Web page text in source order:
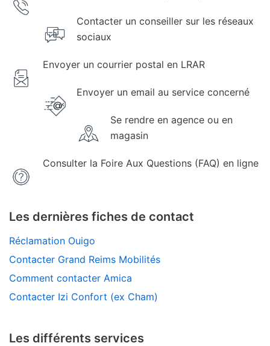
Contacter un conseiller sur les réseaux
sociaux
Envoyer un courrier postal en LRAR
Envoyer un email au service concerné
Se rendre en agence ou en
magasin
Consulter la Foire Aux Questions (FAQ) en ligne
Les dernières fiches de contact
Réclamation Ouigo
Contacter Grand Reims Mobilités
Comment contacter Amica
Contacter Izi Confort (ex Cham)
Les différents services